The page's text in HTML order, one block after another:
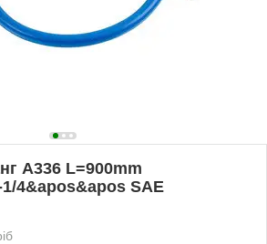
A336 L=900mm
4&apos&apos SAE